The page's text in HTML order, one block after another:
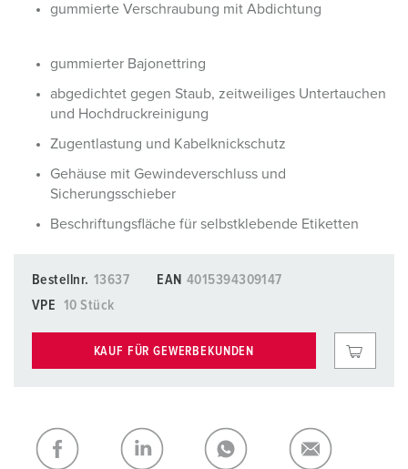
gummierte Verschraubung mit Abdichtung
gummierter Bajonettring
abgedichtet gegen Staub, zeitweiliges Untertauchen
und Hochdruckreinigung
Zugentlastung und Kabelknickschutz
Gehäuse mit Gewindeverschluss und
Sicherungsschieber
Beschriftungsfläche für selbstklebende Etiketten
Bestellnr. 13637 EAN 4015394309147
VPE
10 Stück
KAUF FÜR GEWERBEKUNDEN